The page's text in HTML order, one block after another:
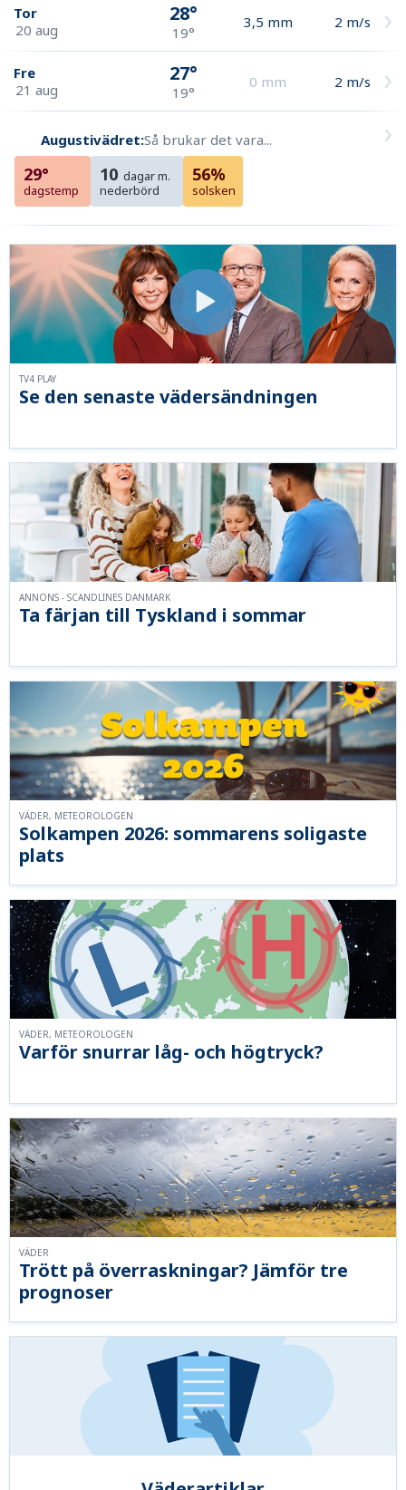
Tor
20 aug
28°
19°
3,5 mm 2 m/s
Fre
21 aug
27°
19°
0 mm 2 m/s
Augustivädret:Så brukar det vara...
29°
dagstemp
10 dagar m.
nederbörd
56%
solsken
Se den senaste vädersändningen
TV4 PLAY
Ta färjan till Tyskland i sommar
ANNONS - SCANDLINES DANMARK
Solkampen 2026: sommarens soligaste
plats
VÄDER, METEOROLOGEN
Varför snurrar låg- och högtryck?
VÄDER, METEOROLOGEN
Trött på överraskningar? Jämför tre
prognoser
VÄDER